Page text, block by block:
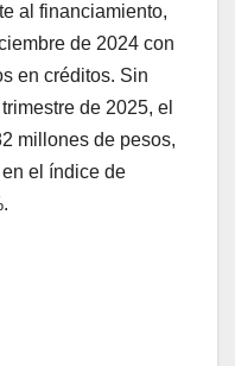
al financiamiento,
de 2024 con
en créditos. Sin
de 2025, el
millones de pesos,
el índice de